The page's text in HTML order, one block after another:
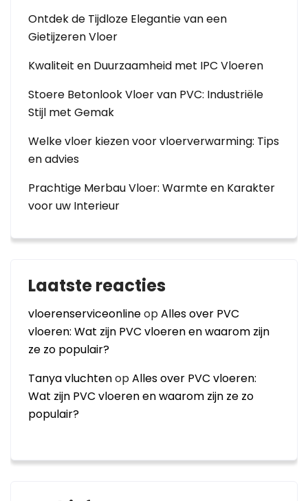
Ontdek de Tijdloze Elegantie van een
Gietijzeren Vloer
Kwaliteit en Duurzaamheid met IPC Vloeren
Stoere Betonlook Vloer van PVC: Industriële
Stijl met Gemak
Welke vloer kiezen voor vloerverwarming: Tips
en advies
Prachtige Merbau Vloer: Warmte en Karakter
voor uw Interieur
Laatste reacties
vloerenserviceonlineopAlles over PVC
vloeren: Wat zijn PVC vloeren en waarom zijn
ze zo populair?
Tanya vluchtenopAlles over PVC vloeren:
Wat zijn PVC vloeren en waarom zijn ze zo
populair?